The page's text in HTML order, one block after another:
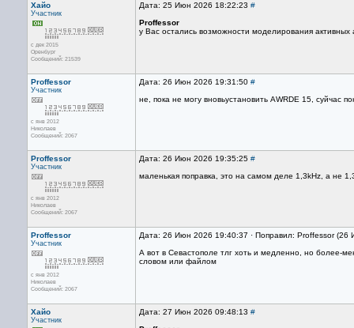
Хайо
Участник
с дек 2015
Оренбург
Сообщений: 21539
Дата: 25 Июн 2026 18:22:23 #
Proffessor
у Вас остались возможности моделирования
Proffessor
Участник
с янв 2012
Николаев
Сообщений: 2067
Дата: 26 Июн 2026 19:31:50 #
не, пока не могу вновьустановить AWRDE 15, суйчас
Proffessor
Участник
с янв 2012
Николаев
Сообщений: 2067
Дата: 26 Июн 2026 19:35:25 #
маленькая поправка, это на самом деле 1,3kHz, а не
Proffessor
Участник
с янв 2012
Николаев
Сообщений: 2067
Дата: 26 Июн 2026 19:40:37 · Поправил: Proffessor
А вот в Севастополе тлг хоть и медленно, но более-
словом или файлом
Хайо
Участник
Дата: 27 Июн 2026 09:48:13 #